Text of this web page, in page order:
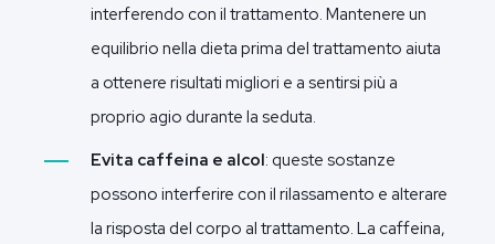
interferendo con il trattamento. Mantenere un
equilibrio nella dieta prima del trattamento aiuta
a ottenere risultati migliori e a sentirsi più a
proprio agio durante la seduta.
Evita caffeina e alcol: queste sostanze
possono interferire con il rilassamento e alterare
la risposta del corpo al trattamento. La caffeina,